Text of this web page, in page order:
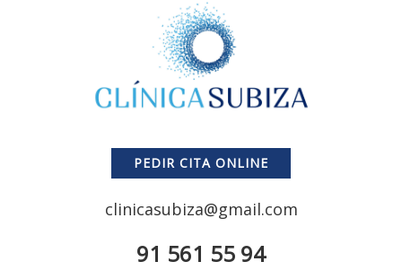
PEDIR CITA ONLINE
clinicasubiza@gmail.com
91 561 55 94